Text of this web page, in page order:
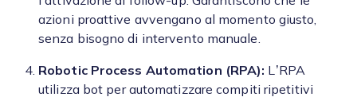
azioni proattive avvengano al momento giusto,
senza bisogno di intervento manuale.
Robotic Process Automation (RPA): L’RPA
utilizza bot per automatizzare compiti ripetitivi